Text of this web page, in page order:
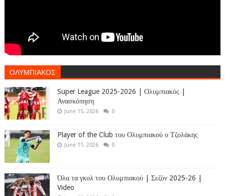
ΟΛΥΜΠΙΑΚΟΣ
Super League 2025-2026 | Ολυμπιακός |
Ανασκόπηση
June 15, 2026 0
Player of the Club του Ολυμπιακού ο Τζολάκης
June 11, 2026 0
Όλα τα γκολ του Ολυμπιακού | Σεζόν 2025-26 |
Video